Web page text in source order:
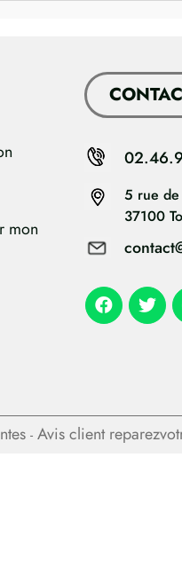
mon
5 rue de
37100
- Avis client